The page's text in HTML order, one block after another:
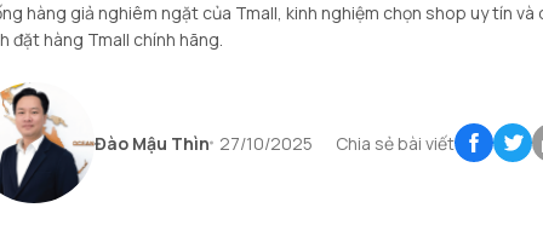
hàng giả nghiêm ngặt của Tmall, kinh nghiệm chọn shop uy tín và
đặt hàng Tmall chính hãng.
Đào Mậu Thìn 27/10/2025 Chia sẻ bài viết